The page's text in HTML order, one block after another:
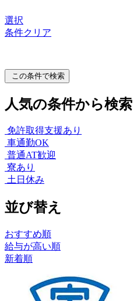
選択
条件クリア
この条件で検索
人気の条件から検索
免許取得支援あり
車通勤OK
普通AT歓迎
寮あり
土日休み
並び替え
おすすめ順
給与が高い順
新着順